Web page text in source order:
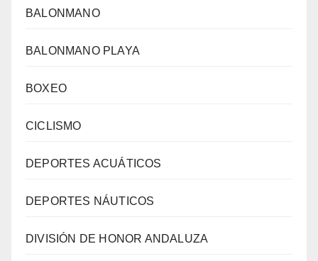
BALONMANO
BALONMANO PLAYA
BOXEO
CICLISMO
DEPORTES ACUÁTICOS
DEPORTES NÁUTICOS
DIVISIÓN DE HONOR ANDALUZA